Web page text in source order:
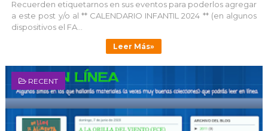
Recuerden etiquetarnos en sus eventos para poderlos agregar
a este post y/o al ** CALENDARIO INFANTIL 2024 ** (en algunos
dispositivos el FA...
Leer Más»
RECENT